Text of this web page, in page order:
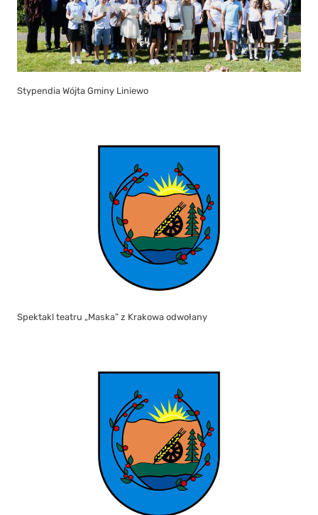
Stypendia Wójta Gminy Liniewo
Spektakl teatru „Maska” z Krakowa odwołany